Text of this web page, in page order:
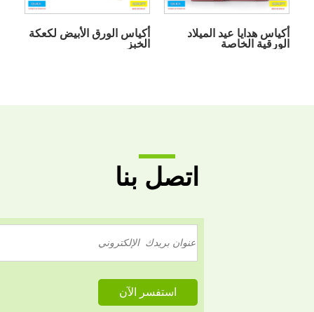
أكياس الورق الأبيض لكعكة
الخبز
أكياس هدايا عيد الميلاد
الورقية الخاصة
اتصل بنا